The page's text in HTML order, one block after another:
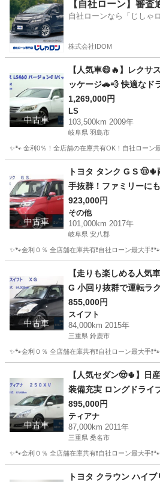
【自社ローン】審査
自社ローンなら「じしゃ
株式会社IDOM
中古車
【人気車😄🔥】レクサ
ッケージ🚗💨 快適なド
1,269,000円
LS
103,500km 2009年
岐阜県 羽島市
✨🐾 金利0％！全店舗の在庫共有OK！自社ロー
中古車
トヨタ タンク G S
手抜群！ファミリーに
923,000円
その他
101,000km 2017年
岐阜県 安八郡
✨🐾金利０％ 全店舗在庫共有❗️自社ローン最大手
その他 タンク
中古車
【走りも楽しめる人気
G 小回り抜群で運転ラ
855,000円
スイフト
84,000km 2015年
三重県 鈴鹿市
✨🐾金利０％ 全店舗在庫共有❗️自社ローン最大手
スイフト オトロン
中古車
【人気セダン🤠🌵】日
装備充実 ロングドライ
895,000円
ティアナ
87,000km 2011年
三重県 桑名市
✨🐾金利０％ 全店舗在庫共有❗️自社ローン最大手
ティアナ オトロン
トヨタ クラウン ハイ